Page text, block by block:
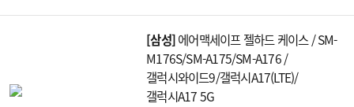
[삼성]에어맥세이프 젤하드 케이스 / SM-
M176S/SM-A175/SM-A176 /
갤럭시와이드9/갤럭시A17(LTE)/
갤럭시A17 5G